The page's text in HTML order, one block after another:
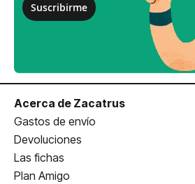
Suscribirme
Acerca de Zacatrus
Gastos de envío
Devoluciones
Las fichas
Plan Amigo